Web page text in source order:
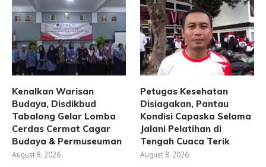
Kenalkan Warisan
Budaya, Disdikbud
Tabalong Gelar Lomba
Cerdas Cermat Cagar
Budaya & Permuseuman
August 8, 2026
Petugas Kesehatan
Disiagakan, Pantau
Kondisi Capaska Selama
Jalani Pelatihan di
Tengah Cuaca Terik
August 8, 2026